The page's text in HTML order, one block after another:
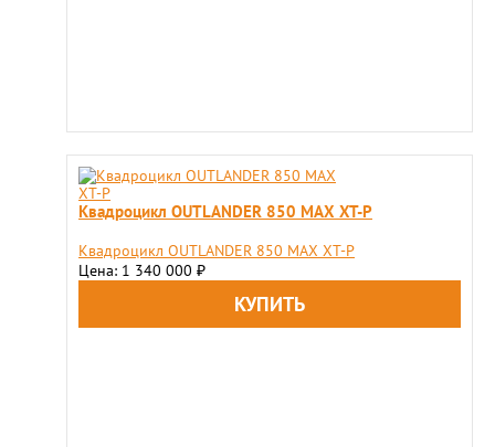
Квадроцикл OUTLANDER 850 MAX XT-P
Квадроцикл OUTLANDER 850 MAX XT-P
Цена: 1 340 000 ₽